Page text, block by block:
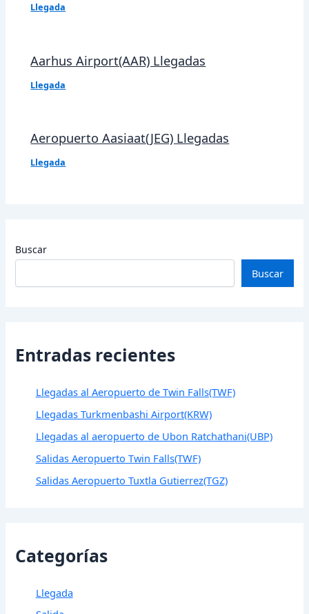
Llegada
Aarhus Airport(AAR) Llegadas
Llegada
Aeropuerto Aasiaat(JEG) Llegadas
Llegada
Buscar
Buscar
Entradas recientes
Llegadas al Aeropuerto de Twin Falls(TWF)
Llegadas Turkmenbashi Airport(KRW)
Llegadas al aeropuerto de Ubon Ratchathani(UBP)
Salidas Aeropuerto Twin Falls(TWF)
Salidas Aeropuerto Tuxtla Gutierrez(TGZ)
Categorías
Llegada